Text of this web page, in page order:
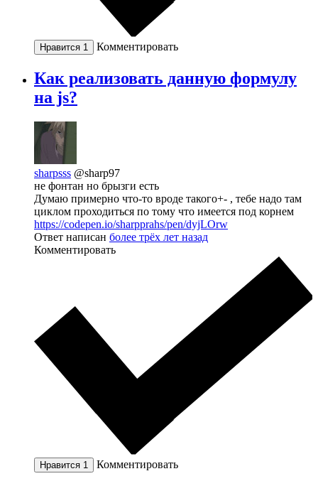
Нравится 1 Комментировать
Как реализовать данную формулу
на js?
sharpsss @sharp97
не фонтан но брызги есть
Думаю примерно что-то вроде такого+- , тебе надо там
циклом проходиться по тому что имеется под корнем
https://codepen.io/sharpprahs/pen/dyjLOrw
Ответ написан более трёх лет назад
Комментировать
Нравится 1 Комментировать